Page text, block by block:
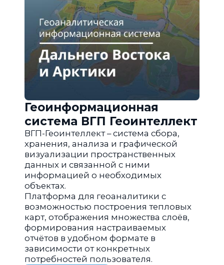
Геоинформационная
система ВГП Геоинтеллект
ВГП-Геоинтеллект – система сбора,
хранения, анализа и графической
визуализации пространственных
данных и связанной с ними
информацией о необходимых
объектах.
Платформа для геоаналитики с
возможностью построения тепловых
карт, отображения множества слоёв,
формирования настраиваемых
отчётов в удобном формате в
зависимости от конкретных
потребностей пользователя.